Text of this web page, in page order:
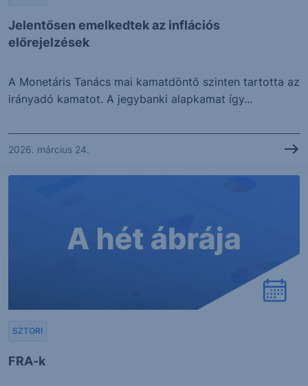
Jelentősen emelkedtek az inflációs
előrejelzések
A Monetáris Tanács mai kamatdöntő szinten tartotta az
irányadó kamatot. A jegybanki alapkamat így...
2026. március 24.
FRA-k
SZTORI